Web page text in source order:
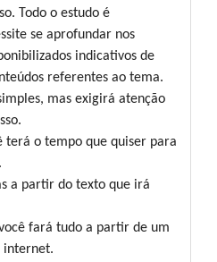
Todo o estudo é
se aprofundar nos
indicativos de
referentes ao tema.
mas exigirá atenção
terá o tempo que quiser para
a partir do texto que irá
fará tudo a partir de um
internet.